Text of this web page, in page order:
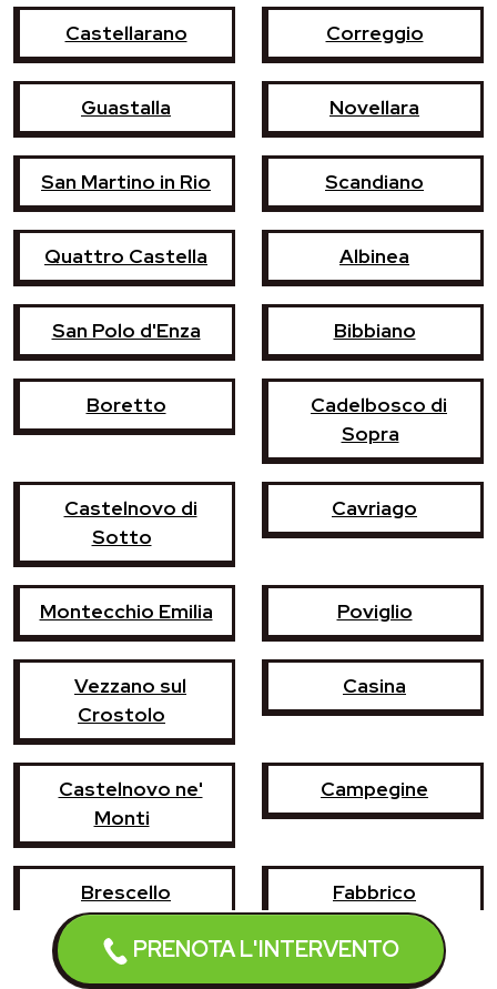
PRENOTA L'INTERVENTO
Castellarano Correggio
Guastalla Novellara
San Martino in Rio Scandiano
Quattro Castella Albinea
San Polo d'Enza Bibbiano
Boretto
Cadelbosco di
Sopra
Castelnovo di
Sotto
Cavriago
Montecchio Emilia Poviglio
Vezzano sul
Crostolo
Casina
Castelnovo ne'
Monti
Campegine
Brescello Fabbrico
Gattatico